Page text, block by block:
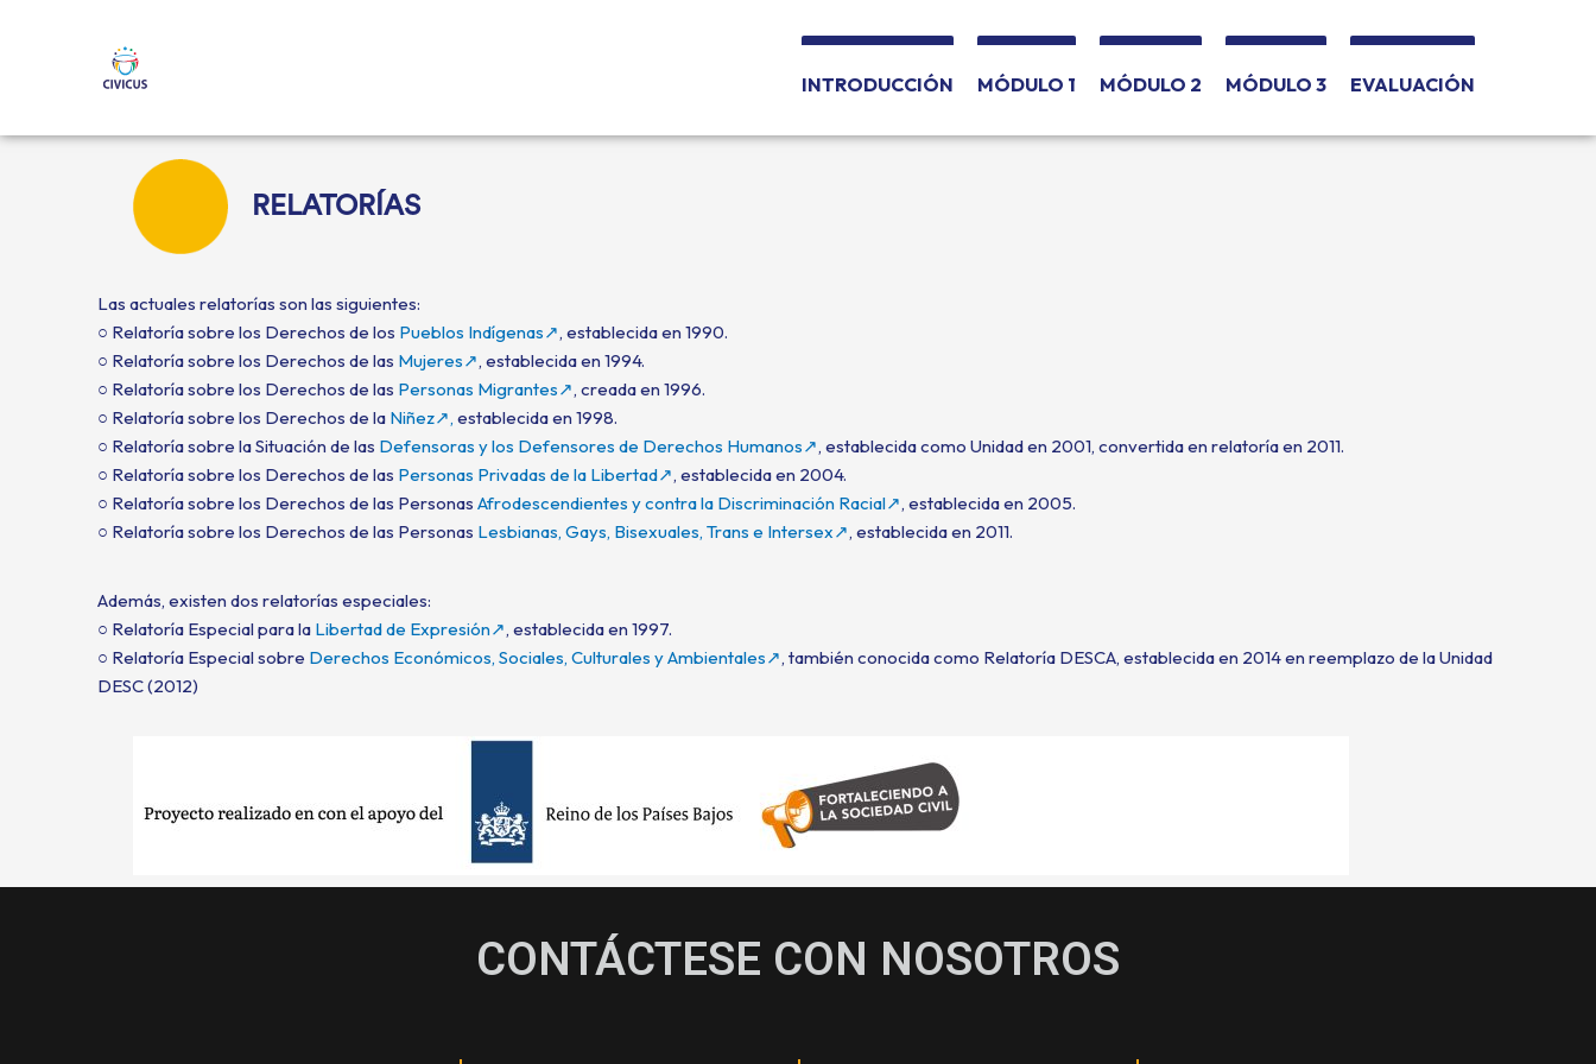
INTRODUCCIÓN MÓDULO 1 MÓDULO 2 MÓDULO 3 EVALUACIÓN
RELATORÍAS
Las actuales relatorías son las siguientes:
○ Relatoría sobre los Derechos de los Pueblos Indígenas↗, establecida en 1990.
○ Relatoría sobre los Derechos de las Mujeres↗, establecida en 1994.
○ Relatoría sobre los Derechos de las Personas Migrantes↗, creada en 1996.
○ Relatoría sobre los Derechos de la Niñez↗, establecida en 1998.
○ Relatoría sobre la Situación de las Defensoras y los Defensores de Derechos Humanos↗, establecida como Unidad en 2001, convertida en relatoría en 2011.
○ Relatoría sobre los Derechos de las Personas Privadas de la Libertad↗, establecida en 2004.
○ Relatoría sobre los Derechos de las Personas Afrodescendientes y contra la Discriminación Racial↗, establecida en 2005.
○ Relatoría sobre los Derechos de las Personas Lesbianas, Gays, Bisexuales, Trans e Intersex↗, establecida en 2011.
Además, existen dos relatorías especiales:
○ Relatoría Especial para la Libertad de Expresión↗, establecida en 1997.
○ Relatoría Especial sobre Derechos Económicos, Sociales, Culturales y Ambientales↗, también conocida como Relatoría DESCA, establecida en 2014 en reemplazo de la Unidad
DESC (2012)
CONTÁCTESE CON NOSOTROS